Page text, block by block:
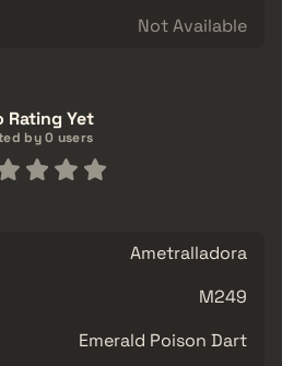
Not Available
Rating Yet
by 0 users
Ametralladora
M249
Emerald Poison Dart